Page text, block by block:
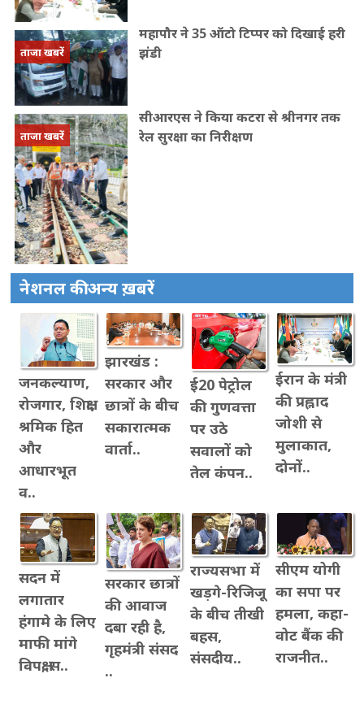
ताजा खबरें
महापौर ने 35 ऑटो टिप्पर को दिखाई हरी
झंडी
ताजा खबरें
सीआरएस ने किया कटरा से श्रीनगर तक
रेल सुरक्षा का निरीक्षण
नेशनल की अन्य ख़बरें
जनकल्याण,
रोजगार, शिक्षा,
श्रमिक हित
और
आधारभूत
व..
झारखंड :
सरकार और
छात्रों के बीच
सकारात्मक
वार्ता..
ई20 पेट्रोल
की गुणवत्ता
पर उठे
सवालों को
तेल कंपन..
ईरान के मंत्री
की प्रह्लाद
जोशी से
मुलाकात,
दोनों..
सदन में
लगातार
हंगामे के लिए
माफी मांगे
विपक्ष, स..
सरकार छात्रों
की आवाज
दबा रही है,
गृहमंत्री संसद
..
राज्यसभा में
खड़गे-रिजिजू
के बीच तीखी
बहस,
संसदीय..
सीएम योगी
का सपा पर
हमला, कहा-
वोट बैंक की
राजनीत..